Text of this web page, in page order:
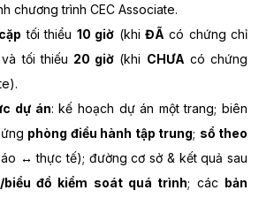
chương trình CEC Associate.
tối thiểu 10 giờ (khiĐÃ có chứng chỉ
tối thiếu 20 giờ (khi CHƯA có chứng
dự án: kế hoạch dự án một trang; biên
phòng điều hành tập trung; sổ theo
↔ thực tế); đường cơ sở & kết quả sau
biểu đồ kiểm soát quá trình; các bản